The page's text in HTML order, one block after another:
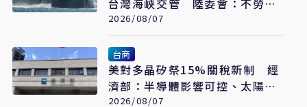
台灣海峽交管 陸委會：不勞費
心
2026/08/07
台商
美對多晶矽祭15%關稅新制 經
濟部：半導體影響可控、太陽能
產業衝擊有限
2026/08/07